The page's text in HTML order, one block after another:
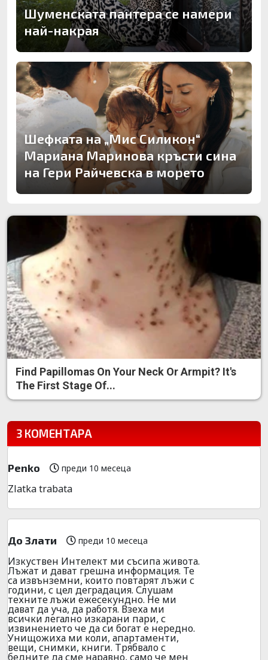
Шуменската пантера се намери
най-накрая
Шефката на „Мис Силикон“
Мариана Маринова кръсти сина
на Гери Райчевска в морето
Find Papillomas On Your Neck Or Armpit? It's
The First Stage Of...
3 КОМЕНТАРА
Penko преди 10 месеца
Zlatka trabata
До Злати преди 10 месеца
Изкуствен Интелект ми съсипа живота.
Лъжат и дават грешна информация. Те
са извънземни, които повтарят лъжи с
години, с цел деградация. Слушам
техните лъжи ежесекундно. Не ми
дават да уча, да работя. Взеха ми
всички легално изкарани пари, с
извинението че да си богат е нередно.
Унищожиха ми коли, апартаменти,
вещи, снимки, книги. Трябвало с
бедните да сме наравно, само че мен